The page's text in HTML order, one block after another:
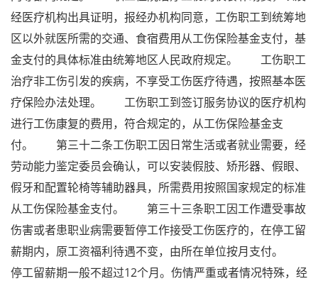
经医疗机构出具证明，报经办机构同意，工伤职工到统筹地
区以外就医所需的交通、食宿费用从工伤保险基金支付，基
金支付的具体标准由统筹地区人民政府规定。 工伤职工
治疗非工伤引发的疾病，不享受工伤医疗待遇，按照基本医
疗保险办法处理。 工伤职工到签订服务协议的医疗机构
进行工伤康复的费用，符合规定的，从工伤保险基金支
付。 第三十二条工伤职工因日常生活或者就业需要，经
劳动能力鉴定委员会确认，可以安装假肢、矫形器、假眼、
假牙和配置轮椅等辅助器具，所需费用按照国家规定的标准
从工伤保险基金支付。 第三十三条职工因工作遭受事故
伤害或者患职业病需要暂停工作接受工伤医疗的，在停工留
薪期内，原工资福利待遇不变，由所在单位按月支付。
停工留薪期一般不超过12个月。伤情严重或者情况特殊，经